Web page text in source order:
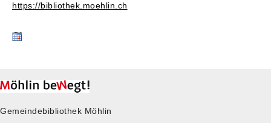
https://bibliothek.moehlin.ch
Gemeindebibliothek Möhlin